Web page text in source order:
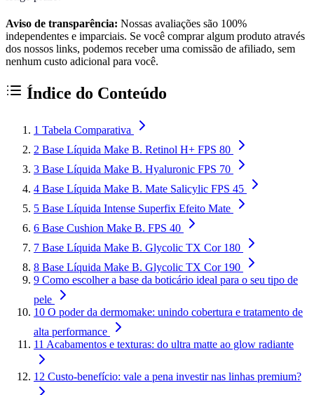
Aviso de transparência: Nossas avaliações são 100%
independentes e imparciais. Se você comprar algum produto através
dos nossos links, podemos receber uma comissão de afiliado, sem
nenhum custo adicional para você.
Índice do Conteúdo
1 Tabela Comparativa
2 Base Líquida Make B. Retinol H+ FPS 80
3 Base Líquida Make B. Hyaluronic FPS 70
4 Base Líquida Make B. Mate Salicylic FPS 45
5 Base Líquida Intense Superfix Efeito Mate
6 Base Cushion Make B. FPS 40
7 Base Líquida Make B. Glycolic TX Cor 180
8 Base Líquida Make B. Glycolic TX Cor 190
9 Como escolher a base da boticário ideal para o seu tipo de
pele
10 O poder da dermomake: unindo cobertura e tratamento de
alta performance
11 Acabamentos e texturas: do ultra matte ao glow radiante
12 Custo-benefício: vale a pena investir nas linhas premium?